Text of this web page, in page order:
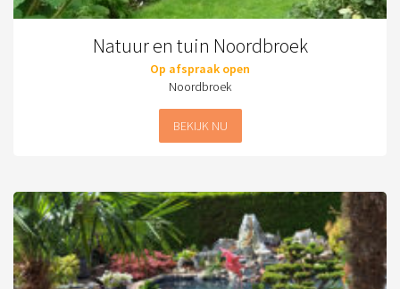
Natuur en tuin Noordbroek
Op afspraak open
Noordbroek
BEKIJK NU